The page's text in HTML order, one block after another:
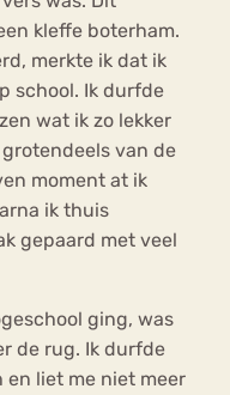
kleffe boterham.
merkte ik dat ik
school. Ik durfde
wat ik zo lekker
van de
moment at ik
ik thuis
gepaard met veel
ging, was
de rug. Ik durfde
liet me niet meer